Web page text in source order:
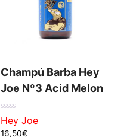
Champú Barba Hey
Joe Nº3 Acid Melon
0
de
5
Hey Joe
16,50€